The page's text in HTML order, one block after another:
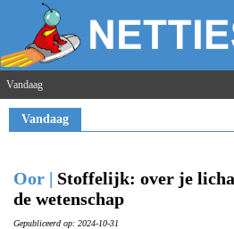
Vandaag
Vandaag
Oor | Stoffelijk: over je
de wetenschap
Gepubliceerd op: 2024-10-31